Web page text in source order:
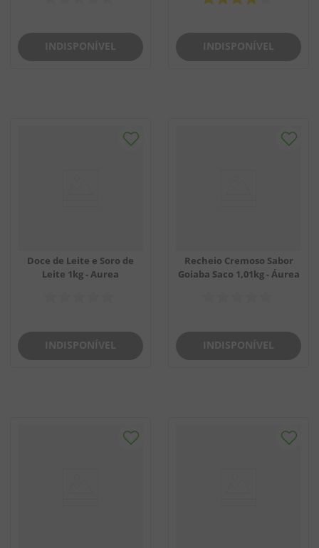
INDISPONÍVEL INDISPONÍVEL
Doce de Leite e Soro de
Leite 1kg - Aurea
INDISPONÍVEL
Recheio Cremoso Sabor
Goiaba Saco 1,01kg - Áurea
INDISPONÍVEL